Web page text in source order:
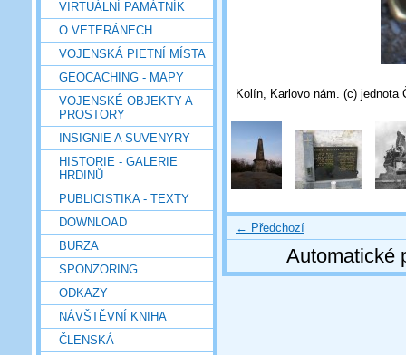
VIRTUÁLNÍ PAMÁTNÍK
O VETERÁNECH
VOJENSKÁ PIETNÍ MÍSTA
GEOCACHING - MAPY
VOJENSKÉ OBJEKTY A
PROSTORY
INSIGNIE A SUVENYRY
HISTORIE - GALERIE
HRDINŮ
PUBLICISTIKA - TEXTY
DOWNLOAD
BURZA
SPONZORING
ODKAZY
NÁVŠTĚVNÍ KNIHA
ČLENSKÁ
Kolín, Karlovo nám. (c) jednota
← Předchozí
Automatické